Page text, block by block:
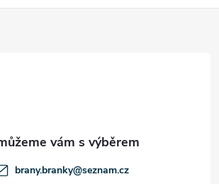
brany.branky@seznam.cz